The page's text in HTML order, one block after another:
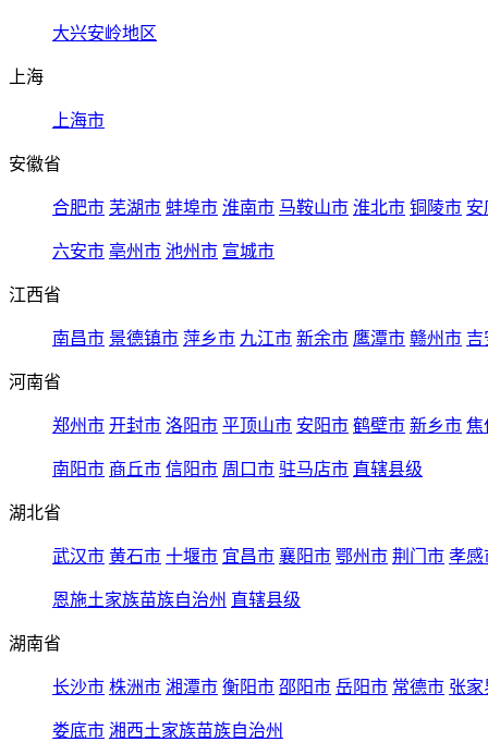
大兴安岭地区
上海
上海市
安徽省
合肥市 芜湖市 蚌埠市 淮南市 马鞍山市 淮北市 铜陵市 安
六安市 亳州市 池州市 宣城市
江西省
南昌市 景德镇市 萍乡市 九江市 新余市 鹰潭市 赣州市 吉
河南省
郑州市 开封市 洛阳市 平顶山市 安阳市 鹤壁市 新乡市 焦
南阳市 商丘市 信阳市 周口市 驻马店市 直辖县级
湖北省
武汉市 黄石市 十堰市 宜昌市 襄阳市 鄂州市 荆门市 孝感
恩施土家族苗族自治州 直辖县级
湖南省
长沙市 株洲市 湘潭市 衡阳市 邵阳市 岳阳市 常德市 张家
娄底市 湘西土家族苗族自治州